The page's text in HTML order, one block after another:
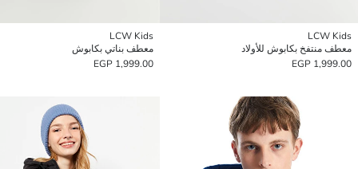
LCW Kids
معطف منتفخ بكابوش للأولاد
1,999.00 EGP
LCW Kids
معطف بناتي بكابوش
1,999.00 EGP